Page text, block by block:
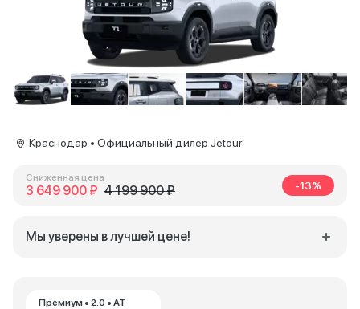
Премиум • 2.0 • AT
Краснодар • Официальный дилер Jetour
Сниженная цена
3 649 900 ₽ 4 199 900 ₽ -13%
Мы уверены в лучшей цене!